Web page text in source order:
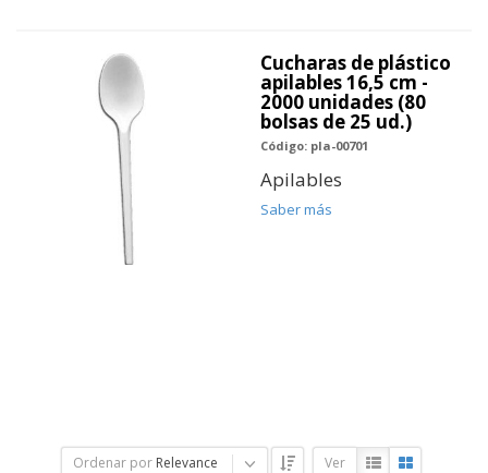
Cucharas de plástico
apilables 16,5 cm -
2000 unidades (80
bolsas de 25 ud.)
Código: pla-00701
Apilables
Saber más
Ordenar por Relevance Ver